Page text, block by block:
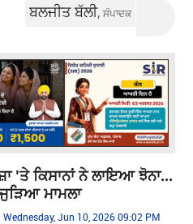
ਬਲਜੀਤ ਬੱਲੀ,ਸੰਪਾਦਕ
'ਤੇ ਕਿਸਾਨਾਂ ਨੇ ਲਾਇਆ ਝੋਨਾ...
ਮਾਮਲਾ
Wednesday, Jun 10, 2026 09:02 PM